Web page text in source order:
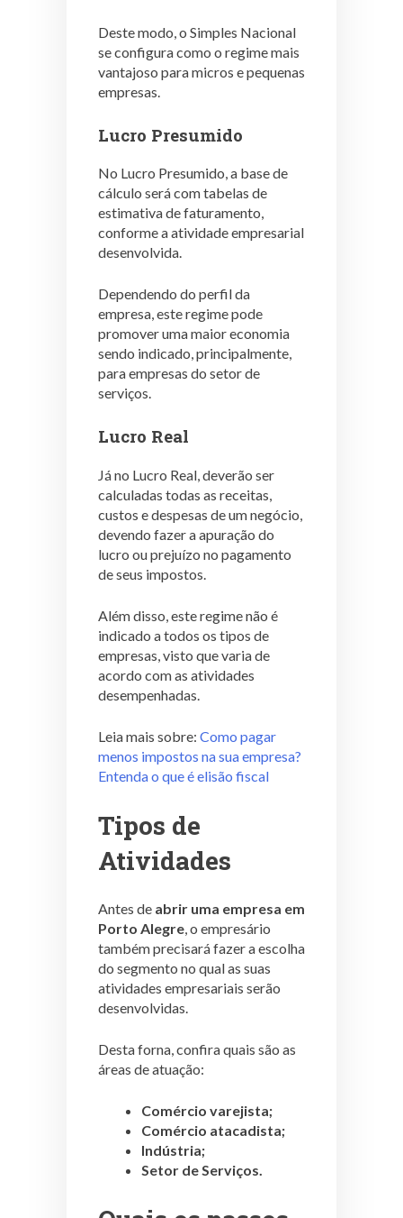
Deste modo, o Simples Nacional
se configura como o regime mais
vantajoso para micros e pequenas
empresas.
Lucro Presumido
No Lucro Presumido, a base de
cálculo será com tabelas de
estimativa de faturamento,
conforme a atividade empresarial
desenvolvida.
Dependendo do perfil da
empresa, este regime pode
promover uma maior economia
sendo indicado, principalmente,
para empresas do setor de
serviços.
Lucro Real
Já no Lucro Real, deverão ser
calculadas todas as receitas,
custos e despesas de um negócio,
devendo fazer a apuração do
lucro ou prejuízo no pagamento
de seus impostos.
Além disso, este regime não é
indicado a todos os tipos de
empresas, visto que varia de
acordo com as atividades
desempenhadas.
Leia mais sobre: Como pagar
menos impostos na sua empresa?
Entenda o que é elisão fiscal
Tipos de
Atividades
Antes de abrir uma empresa em
Porto Alegre, o empresário
também precisará fazer a escolha
do segmento no qual as suas
atividades empresariais serão
desenvolvidas.
Desta forna, confira quais são as
áreas de atuação:
Comércio varejista;
Comércio atacadista;
Indústria;
Setor de Serviços.